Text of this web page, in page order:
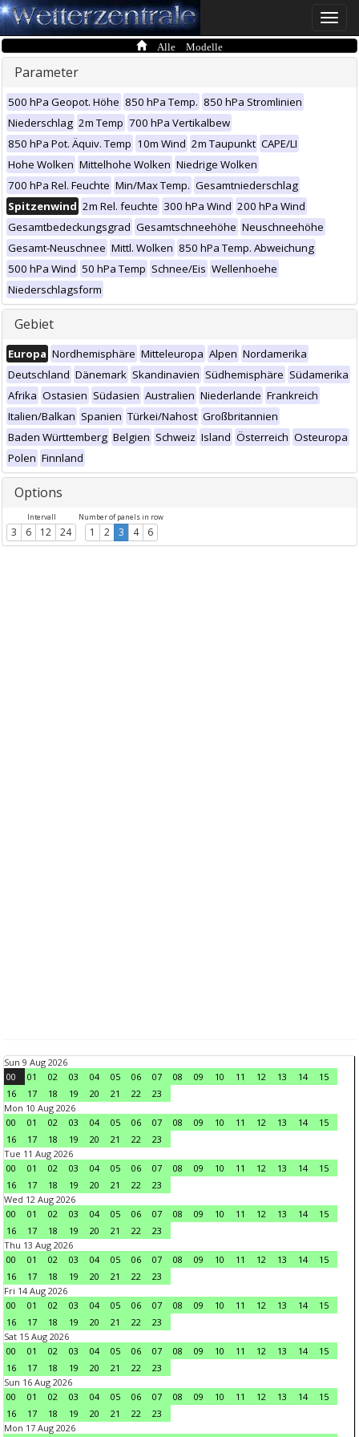
Toggle
Alle Modelle
Parameter
500 hPa Geopot. Höhe 850 hPa Temp. 850 hPa Stromlinien
Niederschlag 2m Temp 700 hPa Vertikalbew
850 hPa Pot. Äquiv. Temp 10m Wind 2m Taupunkt CAPE/LI
Hohe Wolken Mittelhohe Wolken Niedrige Wolken
700 hPa Rel. Feuchte Min/Max Temp. Gesamtniederschlag
Spitzenwind 2m Rel. feuchte 300 hPa Wind 200 hPa Wind
Gesamtbedeckungsgrad Gesamtschneehöhe Neuschneehöhe
Gesamt-Neuschnee Mittl. Wolken 850 hPa Temp. Abweichung
500 hPa Wind 50 hPa Temp Schnee/Eis Wellenhoehe
Niederschlagsform
Gebiet
Europa Nordhemisphäre Mitteleuropa Alpen Nordamerika
Deutschland Dänemark Skandinavien Südhemisphäre Südamerika
Afrika Ostasien Südasien Australien Niederlande Frankreich
Italien/Balkan Spanien Türkei/Nahost Großbritannien
Baden Württemberg Belgien Schweiz Island Österreich Osteuropa
Polen Finnland
Options
Intervall
3 6 12 24
Number of panels in row
1 2 3 4 6
Sun 9 Aug 2026
00
01 02 03 04 05 06 07 08 09 10 11 12 13 14
15
16
17 18 19 20 21 22
23
Mon 10 Aug 2026
00
01 02 03 04 05 06 07 08 09 10 11 12 13 14
15
16
17 18 19 20 21 22
23
Tue 11 Aug 2026
00
01 02 03 04 05 06 07 08 09 10 11 12 13 14
15
16
17 18 19 20 21 22
23
Wed 12 Aug 2026
00
01 02 03 04 05 06 07 08 09 10 11 12 13 14
15
16
17 18 19 20 21 22
23
Thu 13 Aug 2026
00
01 02 03 04 05 06 07 08 09 10 11 12 13 14
15
16
17 18 19 20 21 22
23
Fri 14 Aug 2026
00
01 02 03 04 05 06 07 08 09 10 11 12 13 14
15
16
17 18 19 20 21 22
23
Sat 15 Aug 2026
00
01 02 03 04 05 06 07 08 09 10 11 12 13 14
15
16
17 18 19 20 21 22
23
Sun 16 Aug 2026
00
01 02 03 04 05 06 07 08 09 10 11 12 13 14
15
16
17 18 19 20 21 22
23
Mon 17 Aug 2026